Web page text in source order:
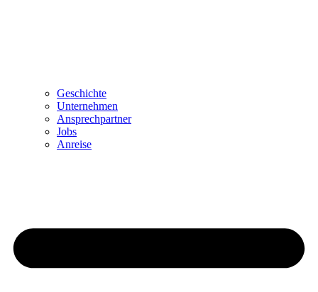
Geschichte
Unternehmen
Ansprechpartner
Jobs
Anreise